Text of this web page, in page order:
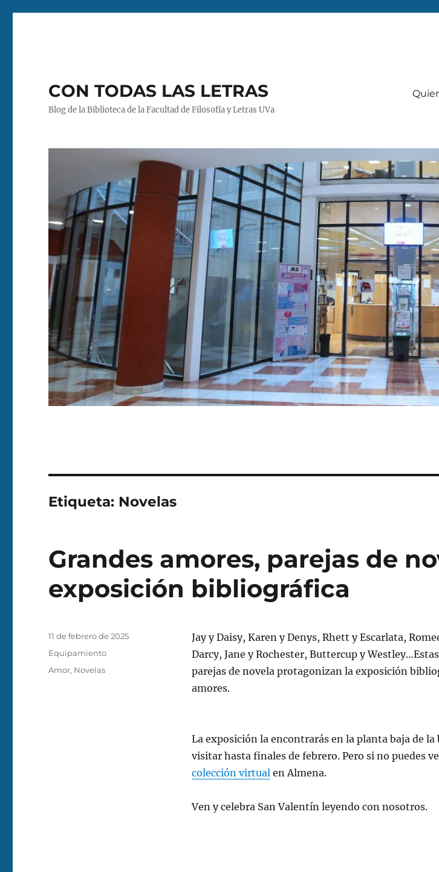
CON TODAS LAS LETRAS
Blog de la Biblioteca de la Facultad de Filosofía y Letras UVa
Etiqueta: Novelas
Grandes amores, parejas de
exposición bibliográfica
Jay y Daisy, Karen y Denys, Rhett y Escarlata,
Darcy, Jane y Rochester, Buttercup y
parejas de novela protagonizan la exposición
amores.
La exposición la encontrarás en la planta baja de
visitar hasta finales de febrero. Pero si no puedes
colección virtualen Almena.
Ven y celebra San Valentín leyendo con nosotros.
Publicado
11 de febrero de 2025
Categorías
Equipamiento
Etiquetas
Amor, Novelas